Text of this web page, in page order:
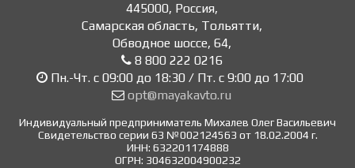
445000, Россия,
Самарская область, Тольятти,
Обводное шоссе, 64,
8 800 222 0216
Пн.-Чт. с 09:00 до 18:30 / Пт. с 9:00 до 17:00
opt@mayakavto.ru
Индивидуальный предприниматель Михалев Олег Васильевич
Свидетельство серии 63 №002124563 от 18.02.2004 г.
ИНН: 632201174888
ОГРН: 304632004900232